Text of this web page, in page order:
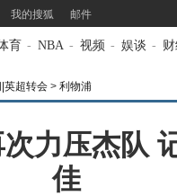
我的搜狐 邮件
育 - NBA - 视频 - 娱谈 -
英超转会 > 利物浦
力压杰队
佳